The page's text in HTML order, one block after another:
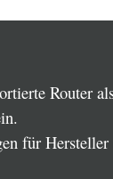
Router
für